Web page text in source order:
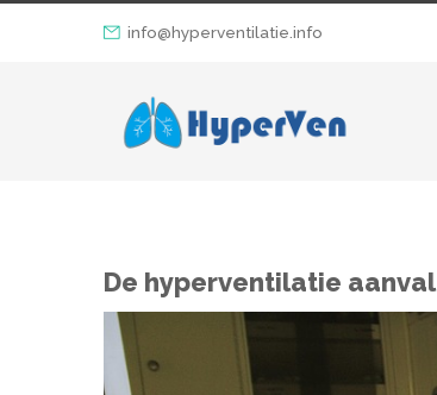
info@hyperventilatie.info
De hyperventilatie aanval